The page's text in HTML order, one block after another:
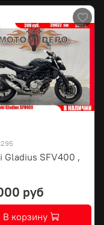
Gladius SFV400 ,
руб
В корзину